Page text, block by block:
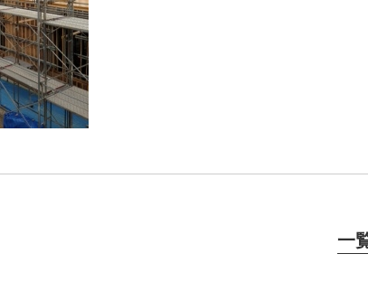
一